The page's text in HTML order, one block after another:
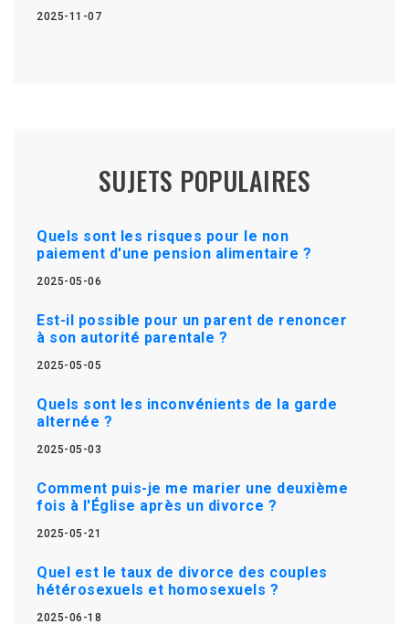
2025-11-07
SUJETS POPULAIRES
Quels sont les risques pour le non
paiement d'une pension alimentaire ?
2025-05-06
Est-il possible pour un parent de renoncer
à son autorité parentale ?
2025-05-05
Quels sont les inconvénients de la garde
alternée ?
2025-05-03
Comment puis-je me marier une deuxième
fois à l'Église après un divorce ?
2025-05-21
Quel est le taux de divorce des couples
hétérosexuels et homosexuels ?
2025-06-18